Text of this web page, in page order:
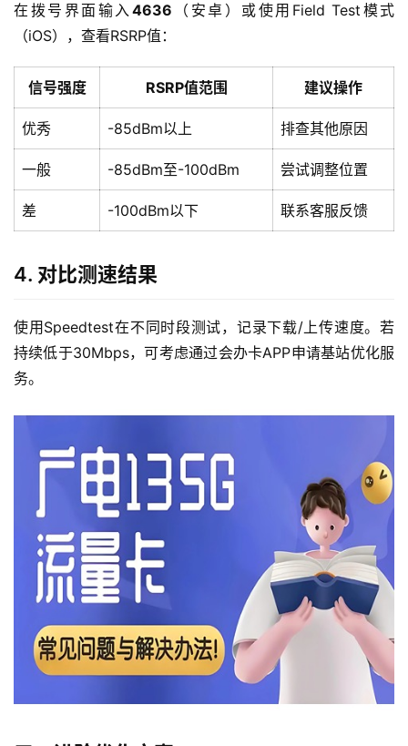
首
在拨号界面输入4636 （安卓）或使用Field Test模式
（iOS），查看RSRP值：
信号强度 RSRP值范围 建议操作
优秀 -85dBm以上 排查其他原因
一般 -85dBm至-100dBm 尝试调整位置
差 -100dBm以下 联系客服反馈
4. 对比测速结果
使用Speedtest在不同时段测试，记录下载/上传速度。若
持续低于30Mbps，可考虑通过会办卡APP申请基站优化服
务。